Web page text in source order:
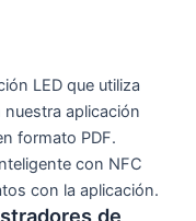
LED que utiliza
aplicación
formato PDF.
con NFC
con la aplicación.
de